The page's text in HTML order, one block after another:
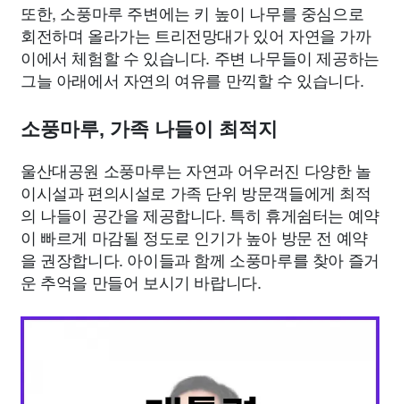
또한, 소풍마루 주변에는 키 높이 나무를 중심으로
회전하며 올라가는 트리전망대가 있어 자연을 가까
이에서 체험할 수 있습니다. 주변 나무들이 제공하는
그늘 아래에서 자연의 여유를 만끽할 수 있습니다.
소풍마루, 가족 나들이 최적지
울산대공원 소풍마루는 자연과 어우러진 다양한 놀
이시설과 편의시설로 가족 단위 방문객들에게 최적
의 나들이 공간을 제공합니다. 특히 휴게쉼터는 예약
이 빠르게 마감될 정도로 인기가 높아 방문 전 예약
을 권장합니다. 아이들과 함께 소풍마루를 찾아 즐거
운 추억을 만들어 보시기 바랍니다.